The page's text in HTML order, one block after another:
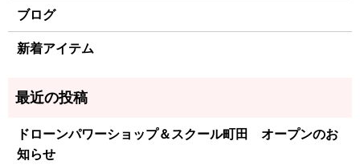
ブログ
新着アイテム
ドローンパワーショップ＆スクール町田 オープンのお
知らせ